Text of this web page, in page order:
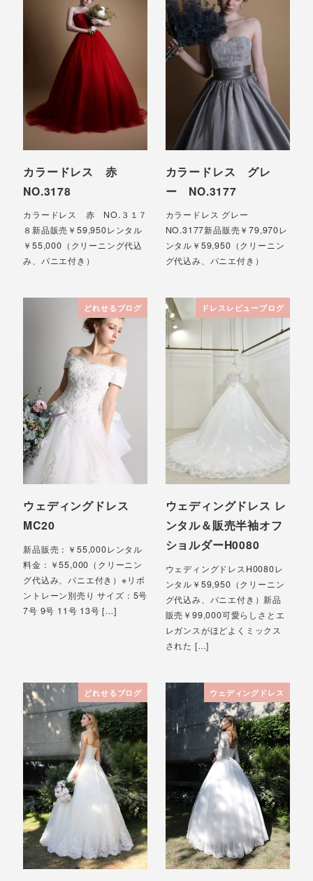
カラードレス 赤
NO.3178
カラードレス 赤 NO.３１７
８新品販売￥59,950レンタル
￥55,000（クリーニング代込
み、パニエ付き）
カラードレス グレ
ー NO.3177
カラードレス グレー
NO.3177新品販売￥79,970レ
ンタル￥59,950（クリーニン
グ代込み、パニエ付き）
どれせるブログ
ウェディングドレス
MC20
新品販売：￥55,000レンタル
料金：￥55,000（クリーニン
グ代込み、パニエ付き）※リボ
ントレーン別売り サイズ：5号
7号 9号 11号 13号 […]
ドレスレビューブログ
ウェディングドレス レ
ンタル＆販売半袖オフ
ショルダーH0080
ウェディングドレスH0080レ
ンタル￥59,950（クリーニン
グ代込み、パニエ付き）新品
販売￥99,000可愛らしさとエ
レガンスがほどよくミックス
された […]
どれせるブログ ウェディングドレス